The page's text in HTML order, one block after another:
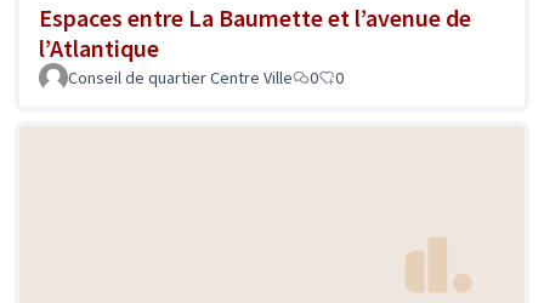
Espaces entre La Baumette et l’avenue de
l’Atlantique
Conseil de quartier Centre Ville 0 0